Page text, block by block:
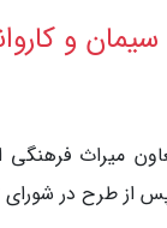
و
میراث
از طرح در